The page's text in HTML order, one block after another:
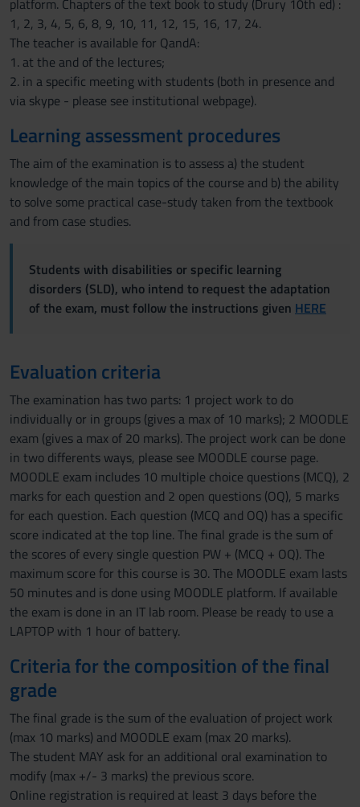
platform. Chapters of the text book to study (Drury 10th ed) :
1, 2, 3, 4, 5, 6, 8, 9, 10, 11, 12, 15, 16, 17, 24.
The teacher is available for QandA:
1. at the and of the lectures;
2. in a specific meeting with students (both in presence and
via skype - please see institutional webpage).
Learning assessment procedures
The aim of the examination is to assess a) the student
knowledge of the main topics of the course and b) the ability
to solve some practical case-study taken from the textbook
and from case studies.
Students with disabilities or specific learning
disorders (SLD), who intend to request the adaptation
of the exam, must follow the instructions given HERE
Evaluation criteria
The examination has two parts: 1 project work to do
individually or in groups (gives a max of 10 marks); 2 MOODLE
exam (gives a max of 20 marks). The project work can be done
in two differents ways, please see MOODLE course page.
MOODLE exam includes 10 multiple choice questions (MCQ), 2
marks for each question and 2 open questions (OQ), 5 marks
for each question. Each question (MCQ and OQ) has a specific
score indicated at the top line. The final grade is the sum of
the scores of every single question PW + (MCQ + OQ). The
maximum score for this course is 30. The MOODLE exam lasts
50 minutes and is done using MOODLE platform. If available
the exam is done in an IT lab room. Please be ready to use a
LAPTOP with 1 hour of battery.
Criteria for the composition of the final
grade
The final grade is the sum of the evaluation of project work
(max 10 marks) and MOODLE exam (max 20 marks).
The student MAY ask for an additional oral examination to
modify (max +/- 3 marks) the previous score.
Online registration is required at least 3 days before the